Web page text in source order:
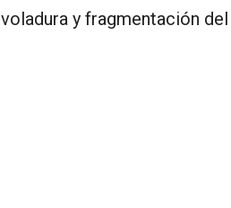
voladura y fragmentación